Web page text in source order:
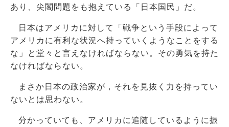
あり、尖閣問題をも抱えている「日本国民」だ。
日本はアメリカに対して「戦争という手段によって
アメリカに有利な状況へ持っていくようなことをする
な」と堂々と言えなければならない。その勇気を持た
なければならない。
まさか日本の政治家が，それを見抜く力を持ってい
ないとは思わない。
分かっていても、アメリカに追随しているように振